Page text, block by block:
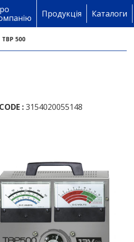
Продукція Каталоги
TBP 500
:3154020055148